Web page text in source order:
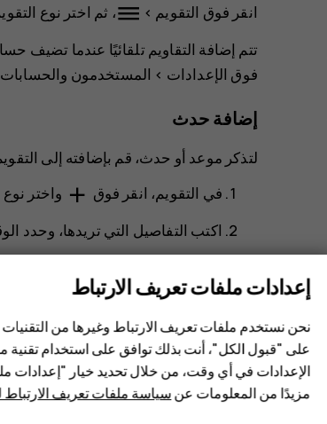
انقر فوق التقويم >
dehaze، ثم اختر نوع
تتم إضافة التقاويم تلقائيًا عندما تضيف
فوق الإعدادات > المستخدمون والحسابات
إضافة حدث
لتذكر موعد أو حدث، قم بإضافته إلى
في التقويم، انقر فوق add واختر
اكتب التفاصيل التي تريدها، وحدد
لتعديل وقت التذكير، انقر على وقت
تلميح:لتعديل حدث ما، انقر فوق
حذف موعد
إعدادات ملفات تعريف الارتباط
نحن نستخدم ملفات تعريف الارتباط وغيرها من
على "قبول الكل"، أنت بذلك توافق على استخدام تقنية
الإعدادات في أي وقت، من خلال تحديد خيار
مزيدًا من المعلومات عنسياسة ملفات تعريف الارتباط